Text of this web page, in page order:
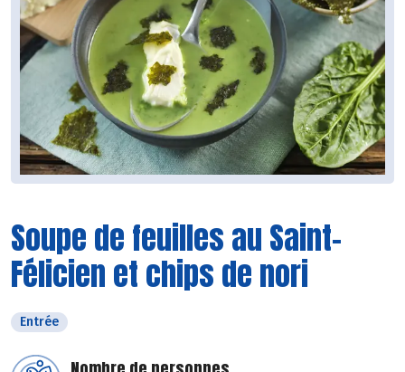
Soupe de feuilles au Saint-
Félicien et chips de nori
Entrée